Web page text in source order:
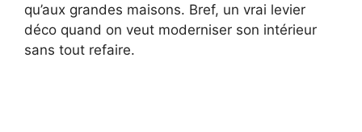
qu’aux grandes maisons. Bref, un vrai levier
déco quand on veut moderniser son intérieur
sans tout refaire.